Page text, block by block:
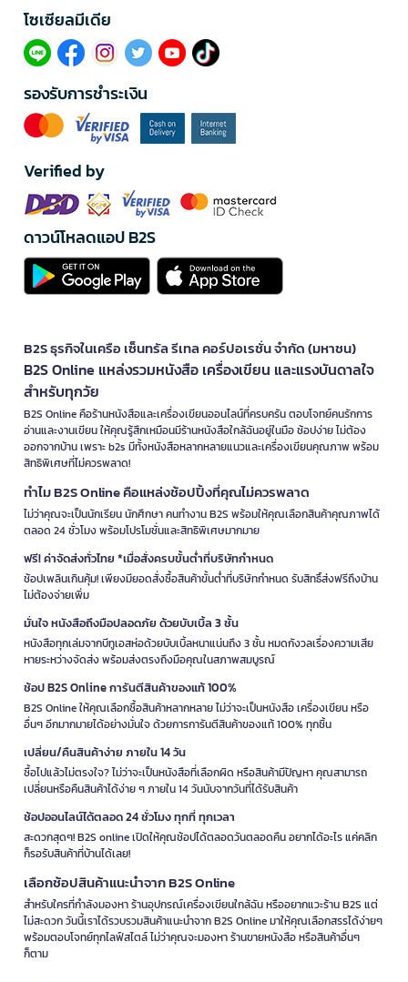
โซเซียลมีเดีย​
รองรับการชำระเงิน
Verified by
ดาวน์โหลดแอป B2S
B2S ธุรกิจในเครือ เซ็นทรัล รีเทล คอร์ปอเรชั่น จำกัด (มหาชน)
B2S Online แหล่งรวมหนังสือ เครื่องเขียน และแรงบันดาลใจ
สำหรับทุกวัย
B2S Online คือร้านหนังสือและเครื่องเขียนออนไลน์ที่ครบครัน ตอบโจทย์คนรักการ
อ่านและงานเขียน ให้คุณรู้สึกเหมือนมีร้านหนังสือใกล้ฉันอยู่ในมือ ช้อปง่าย ไม่ต้อง
ออกจากบ้าน เพราะ b2s มีทั้งหนังสือหลากหลายแนวและเครื่องเขียนคุณภาพ พร้อม
สิทธิพิเศษที่ไม่ควรพลาด!
ทำไม B2S Online คือแหล่งช้อปปิ้งที่คุณไม่ควรพลาด
ไม่ว่าคุณจะเป็นนักเรียน นักศึกษา คนทำงาน B2S พร้อมให้คุณเลือกสินค้าคุณภาพได้
ตลอด 24 ชั่วโมง พร้อมโปรโมชั่นและสิทธิพิเศษมากมาย
ฟรี! ค่าจัดส่งทั่วไทย *เมื่อสั่งครบขั้นต่ำที่บริษัทกำหนด
ช้อปเพลินเกินคุ้ม! เพียงมียอดสั่งซื้อสินค้าขั้นต่ำที่บริษัทกำหนด รับสิทธิ์ส่งฟรีถึงบ้าน
ไม่ต้องจ่ายเพิ่ม
มั่นใจ หนังสือถึงมือปลอดภัย ด้วยบับเบิ้ล 3 ชั้น
หนังสือทุกเล่มจากบีทูเอสห่อด้วยบับเบิ้ลหนาแน่นถึง 3 ชั้น หมดกังวลเรื่องความเสีย
หายระหว่างจัดส่ง พร้อมส่งตรงถึงมือคุณในสภาพสมบูรณ์
ช้อป B2S Online การันตีสินค้าของแท้ 100%
B2S Online ให้คุณเลือกซื้อสินค้าหลากหลาย ไม่ว่าจะเป็นหนังสือ เครื่องเขียน หรือ
อื่นๆ อีกมากมายได้อย่างมั่นใจ ด้วยการการันตีสินค้าของแท้ 100% ทุกชิ้น
เปลี่ยน/คืนสินค้าง่าย ภายใน 14 วัน
ซื้อไปแล้วไม่ตรงใจ? ไม่ว่าจะเป็นหนังสือที่เลือกผิด หรือสินค้ามีปัญหา คุณสามารถ
เปลี่ยนหรือคืนสินค้าได้ง่าย ๆ ภายใน 14 วันนับจากวันที่ได้รับสินค้า
ช้อปออนไลน์ได้ตลอด 24 ชั่วโมง ทุกที่ ทุกเวลา
สะดวกสุดๆ! B2S online เปิดให้คุณช้อปได้ตลอดวันตลอดคืน อยากได้อะไร แค่คลิก
ก็รอรับสินค้าที่บ้านได้เลย!
เลือกช้อปสินค้าแนะนำจาก B2S Online
สำหรับใครที่กำลังมองหา ร้านอุปกรณ์เครื่องเขียนใกล้ฉัน หรืออยากแวะร้าน B2S แต่
ไม่สะดวก วันนี้เราได้รวบรวมสินค้าแนะนำจาก B2S Online มาให้คุณเลือกสรรได้ง่ายๆ
พร้อมตอบโจทย์ทุกไลฟ์สไตล์ ไม่ว่าคุณจะมองหา ร้านขายหนังสือ หรือสินค้าอื่นๆ
ก็ตาม